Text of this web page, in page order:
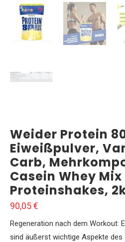
Weider Protein
Eiweißpulver,
Carb,
Casein Whey
Proteinshakes,
90,05€
Regeneration nach dem Workout:
sind äußerst wichtige Aspekte des